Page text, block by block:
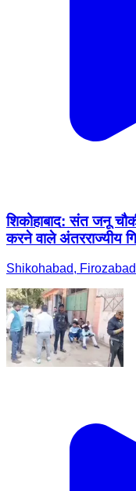
शिकोहाबाद: संत जनू
करने वाले अंतरराज्यीय
Shikohabad,